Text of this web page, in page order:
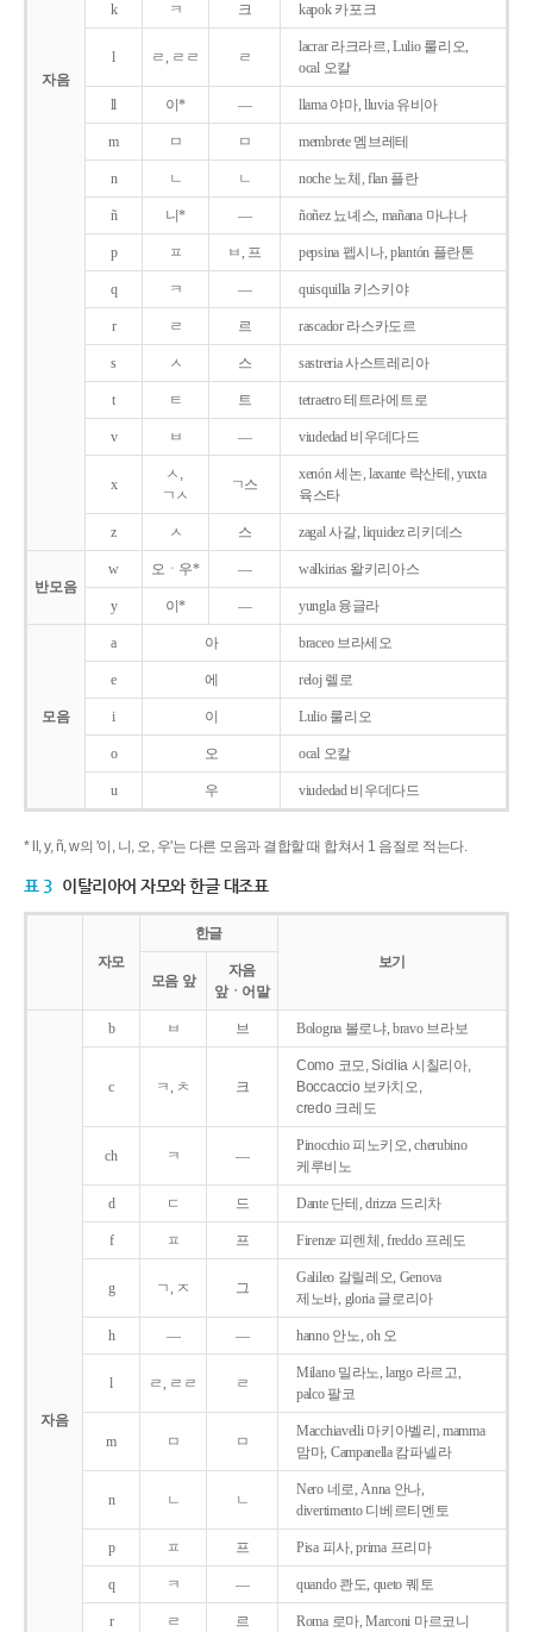
자음
k ㅋ 크 kapok 카포크
l ㄹ, ㄹㄹ ㄹ
lacrar 라크라르, Lulio 룰리오,
ocal 오칼
ll 이* ― llama 야마, lluvia 유비아
m ㅁ ㅁ membrete 멤브레테
n ㄴ ㄴ noche 노체, flan 플란
ñ 니* ― ñoñez 뇨녜스, mañana 마냐나
p ㅍ ㅂ, 프 pepsina 펩시나, plantón 플란톤
q ㅋ ― quisquilla 키스키야
r ㄹ 르 rascador 라스카도르
s ㅅ 스 sastreria 사스트레리아
t ㅌ 트 tetraetro 테트라에트로
v ㅂ ― viudedad 비우데다드
x
ㅅ,
ㄱㅅ
ㄱ스
xenón 세논, laxante 락산테, yuxta
육스타
z ㅅ 스 zagal 사갈, liquidez 리키데스
반모음
w 오ㆍ우* ― walkirias 왈키리아스
y 이* ― yungla 융글라
모음
a 아 braceo 브라세오
e 에 reloj 렐로
i 이 Lulio 룰리오
o 오 ocal 오칼
u 우 viudedad 비우데다드
* ll, y, ñ, w의 '이, 니, 오, 우'는 다른 모음과 결합할 때 합쳐서 1 음절로 적는다.
표 3 이탈리아어 자모와 한글 대조표
자모
한글
보기
모음 앞
자음
앞ㆍ어말
자음
b ㅂ 브 Bologna 볼로냐, bravo 브라보
c ㅋ, ㅊ 크
Como 코모, Sicilia 시칠리아,
Boccaccio 보카치오,
credo 크레도
ch ㅋ ―
Pinocchio 피노키오, cherubino
케루비노
d ㄷ 드 Dante 단테, drizza 드리차
f ㅍ 프 Firenze 피렌체, freddo 프레도
g ㄱ, ㅈ 그
Galileo 갈릴레오, Genova
제노바, gloria 글로리아
h ― ― hanno 안노, oh 오
l ㄹ, ㄹㄹ ㄹ
Milano 밀라노, largo 라르고,
palco 팔코
m ㅁ ㅁ
Macchiavelli 마키아벨리, mamma
맘마, Campanella 캄파넬라
n ㄴ ㄴ
Nero 네로, Anna 안나,
divertimento 디베르티멘토
p ㅍ 프 Pisa 피사, prima 프리마
q ㅋ ― quando 콴도, queto 퀘토
r ㄹ 르 Roma 로마, Marconi 마르코니